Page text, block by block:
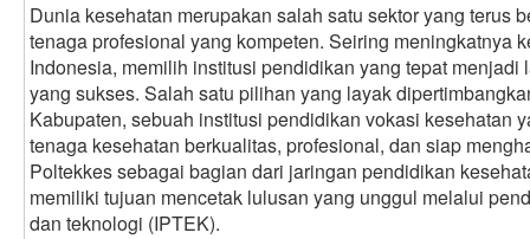
Dunia kesehatan merupakan salah satu sektor yang terus
tenaga profesional yang kompeten. Seiring meningkatnya
Indonesia, memilih institusi pendidikan yang tepat
yang sukses. Salah satu pilihan yang layak
Kabupaten, sebuah institusi pendidikan vokasi kesehatan
tenaga kesehatan berkualitas, profesional, dan siap
Poltekkes sebagai bagian dari jaringan pendidikan
memiliki tujuan mencetak lulusan yang unggul melalui
dan teknologi (IPTEK).